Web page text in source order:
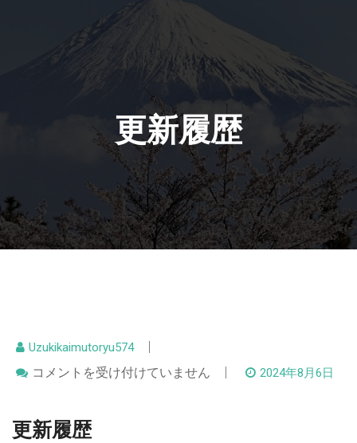
更新履歴
Uzukikaimutoryu574
更
は
コメントを受け付けていません 2024年8月6日
更新履歴